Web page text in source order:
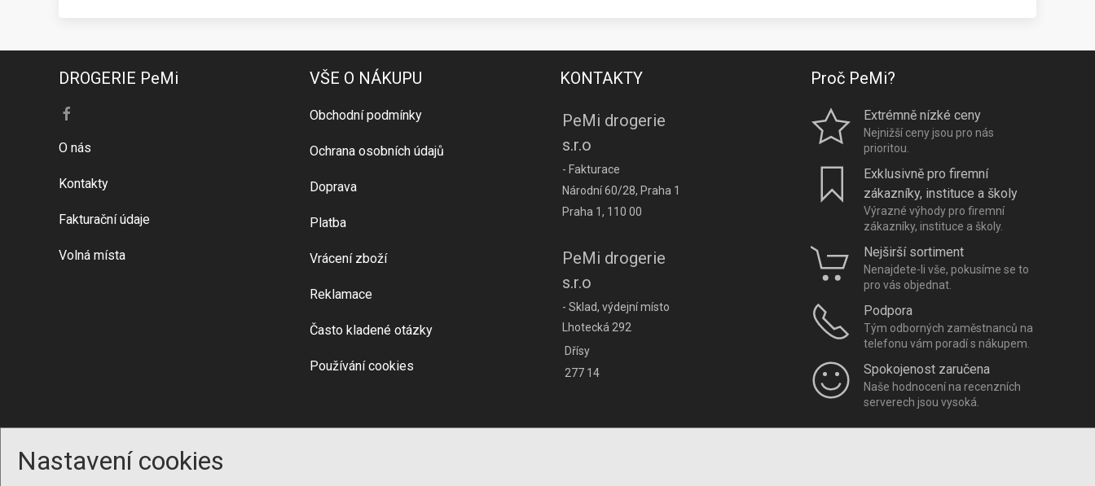
Nastavení cookies
DROGERIE PeMi
O nás
Kontakty
Fakturační údaje
Volná místa
VŠE O NÁKUPU
Obchodní podmínky
Ochrana osobních údajů
Doprava
Platba
Vrácení zboží
Reklamace
Často kladené otázky
Používání cookies
KONTAKTY
PeMi drogerie
s.r.o
- Fakturace
Národní 60/28, Praha 1
Praha 1, 110 00
PeMi drogerie
s.r.o
- Sklad, výdejní místo
Lhotecká 292
Dřísy
277 14
Proč PeMi?
Extrémně nízké ceny
Nejnižší ceny jsou pro nás
prioritou.
Exklusivně pro firemní
zákazníky, instituce a školy
Výrazné výhody pro firemní
zákazníky, instituce a školy.
Nejširší sortiment
Nenajdete-li vše, pokusíme se to
pro vás objednat.
Podpora
Tým odborných zaměstnanců na
telefonu vám poradí s nákupem.
Spokojenost zaručena
Naše hodnocení na recenzních
serverech jsou vysoká.